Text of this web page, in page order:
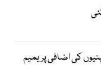
کی اضافی پریمیم